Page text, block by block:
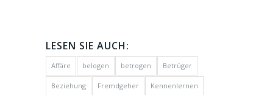
LESEN SIE AUCH:
Affäre belogen betrogen Betrüger
Beziehung Fremdgeher Kennenlernen